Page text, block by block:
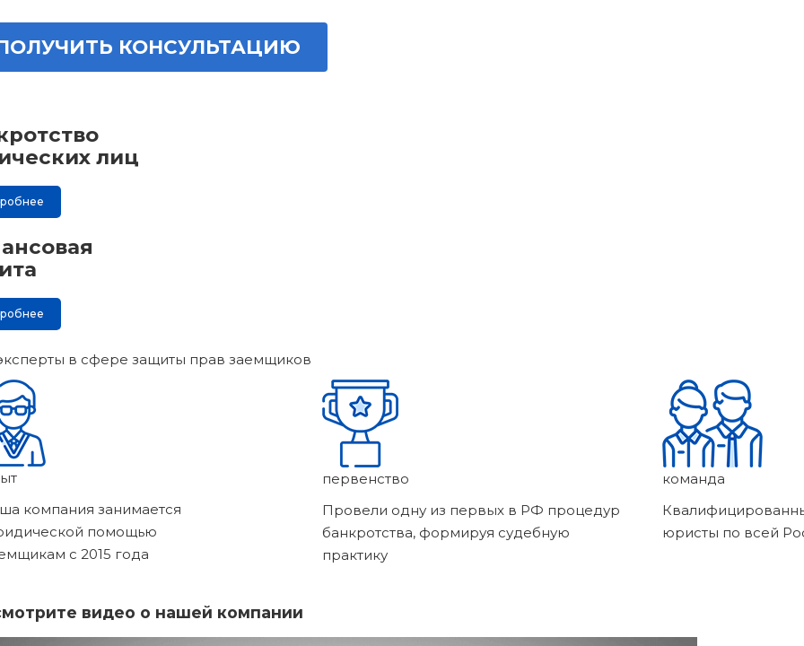
КОНСУЛЬТАЦИЮ
лиц
в сфере защиты прав заемщиков
компания занимается
помощью
с 2015 года
первенство
Провели одну из первых в РФ процедур
банкротства, формируя судебную
практику
команда
юристы по всей
видео о нашей компании